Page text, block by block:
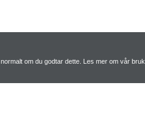
om du godtar dette. Les mer om vår bruk